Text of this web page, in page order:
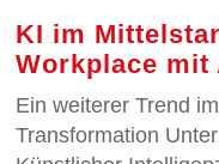
KI im
Workplace
Ein weiterer Trend
Transformation